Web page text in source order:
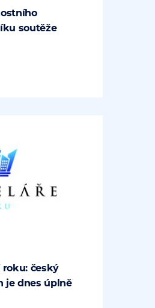
soutěže
roku: český
je dnes úplně